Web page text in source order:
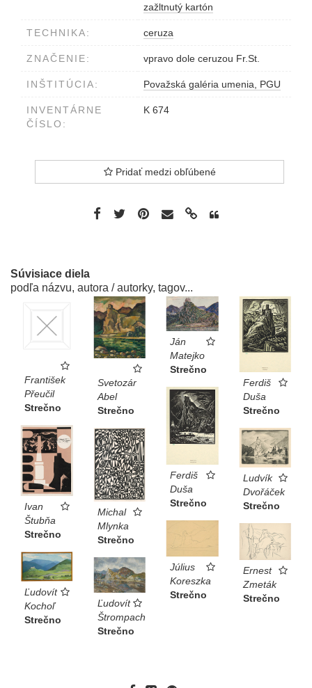
zažltnutý kartón
TECHNIKA: ceruza
ZNAČENIE: vpravo dole ceruzou Fr.St.
INŠTITÚCIA: Považská galéria umenia, PGU
INVENTÁRNE
ČÍSLO:
K 674
Pridať medzi obľúbené
Súvisiace diela
podľa názvu, autora / autorky, tagov...
František
Přeučil
Strečno
Svetozár
Abel
Strečno
Ján
Matejko
Strečno
Ferdiš
Duša
Strečno
Ferdiš
Duša
Strečno
Ivan
Štubňa
Strečno
Ludvík
Dvořáček
Strečno
Michal
Mlynka
Strečno
Július
Koreszka
Strečno
Ernest
Zmeták
Strečno
Ľudovít
Kochoľ
Strečno
Ľudovít
Štrompach
Strečno